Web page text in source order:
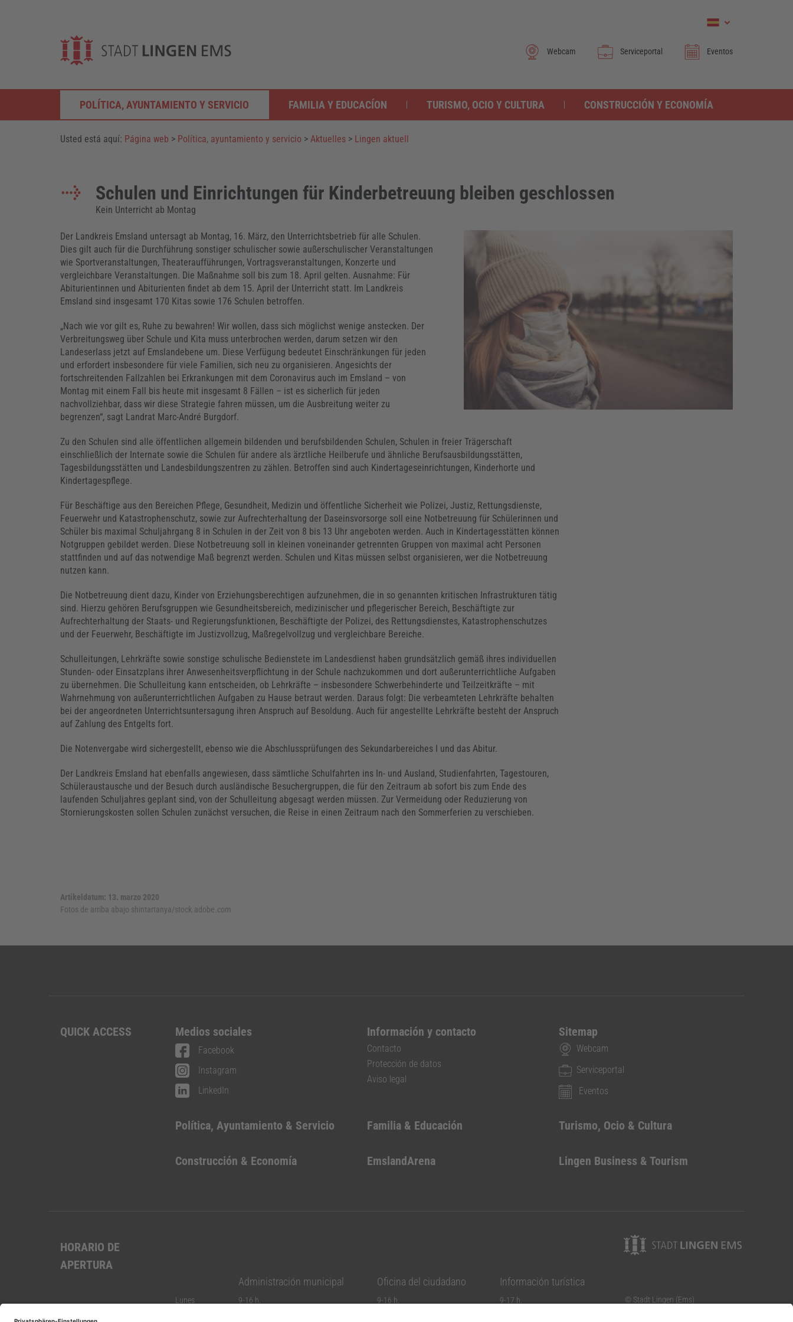
Webcam Serviceportal Eventos
POLÍTICA, AYUNTAMIENTO Y SERVICIO FAMILIA Y EDUCACÍON TURISMO, OCIO Y CULTURA CONSTRUCCIÓN Y ECONOMÍA
Usted está aquí: Página web > Política, ayuntamiento y servicio > Aktuelles > Lingen aktuell
Schulen und Einrichtungen für Kinderbetreuung bleiben geschlossen
Kein Unterricht ab Montag
Der Landkreis Emsland untersagt ab Montag, 16. März, den Unterrichtsbetrieb für alle Schulen.
Dies gilt auch für die Durchführung sonstiger schulischer sowie außerschulischer Veranstaltungen
wie Sportveranstaltungen, Theateraufführungen, Vortragsveranstaltungen, Konzerte und
vergleichbare Veranstaltungen. Die Maßnahme soll bis zum 18. April gelten. Ausnahme: Für
Abiturientinnen und Abiturienten findet ab dem 15. April der Unterricht statt. Im Landkreis
Emsland sind insgesamt 170 Kitas sowie 176 Schulen betroffen.
„Nach wie vor gilt es, Ruhe zu bewahren! Wir wollen, dass sich möglichst wenige anstecken. Der
Verbreitungsweg über Schule und Kita muss unterbrochen werden, darum setzen wir den
Landeserlass jetzt auf Emslandebene um. Diese Verfügung bedeutet Einschränkungen für jeden
und erfordert insbesondere für viele Familien, sich neu zu organisieren. Angesichts der
fortschreitenden Fallzahlen bei Erkrankungen mit dem Coronavirus auch im Emsland – von
Montag mit einem Fall bis heute mit insgesamt 8 Fällen – ist es sicherlich für jeden
nachvollziehbar, dass wir diese Strategie fahren müssen, um die Ausbreitung weiter zu
begrenzen“, sagt Landrat Marc-André Burgdorf.
Zu den Schulen sind alle öffentlichen allgemein bildenden und berufsbildenden Schulen, Schulen in freier Trägerschaft
einschließlich der Internate sowie die Schulen für andere als ärztliche Heilberufe und ähnliche Berufsausbildungsstätten,
Tagesbildungsstätten und Landesbildungszentren zu zählen. Betroffen sind auch Kindertageseinrichtungen, Kinderhorte und
Kindertagespflege.
Für Beschäftige aus den Bereichen Pflege, Gesundheit, Medizin und öffentliche Sicherheit wie Polizei, Justiz, Rettungsdienste,
Feuerwehr und Katastrophenschutz, sowie zur Aufrechterhaltung der Daseinsvorsorge soll eine Notbetreuung für Schülerinnen und
Schüler bis maximal Schuljahrgang 8 in Schulen in der Zeit von 8 bis 13 Uhr angeboten werden. Auch in Kindertagesstätten können
Notgruppen gebildet werden. Diese Notbetreuung soll in kleinen voneinander getrennten Gruppen von maximal acht Personen
stattfinden und auf das notwendige Maß begrenzt werden. Schulen und Kitas müssen selbst organisieren, wer die Notbetreuung
nutzen kann.
Die Notbetreuung dient dazu, Kinder von Erziehungsberechtigen aufzunehmen, die in so genannten kritischen Infrastrukturen tätig
sind. Hierzu gehören Berufsgruppen wie Gesundheitsbereich, medizinischer und pflegerischer Bereich, Beschäftigte zur
Aufrechterhaltung der Staats- und Regierungsfunktionen, Beschäftigte der Polizei, des Rettungsdienstes, Katastrophenschutzes
und der Feuerwehr, Beschäftigte im Justizvollzug, Maßregelvollzug und vergleichbare Bereiche.
Schulleitungen, Lehrkräfte sowie sonstige schulische Bedienstete im Landesdienst haben grundsätzlich gemäß ihres individuellen
Stunden- oder Einsatzplans ihrer Anwesenheitsverpflichtung in der Schule nachzukommen und dort außerunterrichtliche Aufgaben
zu übernehmen. Die Schulleitung kann entscheiden, ob Lehrkräfte – insbesondere Schwerbehinderte und Teilzeitkräfte – mit
Wahrnehmung von außerunterrichtlichen Aufgaben zu Hause betraut werden. Daraus folgt: Die verbeamteten Lehrkräfte behalten
bei der angeordneten Unterrichtsuntersagung ihren Anspruch auf Besoldung. Auch für angestellte Lehrkräfte besteht der Anspruch
auf Zahlung des Entgelts fort.
Die Notenvergabe wird sichergestellt, ebenso wie die Abschlussprüfungen des Sekundarbereiches I und das Abitur.
Der Landkreis Emsland hat ebenfalls angewiesen, dass sämtliche Schulfahrten ins In- und Ausland, Studienfahrten, Tagestouren,
Schüleraustausche und der Besuch durch ausländische Besuchergruppen, die für den Zeitraum ab sofort bis zum Ende des
laufenden Schuljahres geplant sind, von der Schulleitung abgesagt werden müssen. Zur Vermeidung oder Reduzierung von
Stornierungskosten sollen Schulen zunächst versuchen, die Reise in einen Zeitraum nach den Sommerferien zu verschieben.
Artikeldatum: 13. marzo 2020
Fotos de arriba abajo shintartanya/stock.adobe.com
QUICK ACCESS Medios sociales
Facebook
Instagram
LinkedIn
Información y contacto
Contacto
Protección de datos
Aviso legal
Sitemap
Webcam
Serviceportal
Eventos
Política, Ayuntamiento & Servicio Familia & Educación Turismo, Ocio & Cultura
Construcción & Economía EmslandArena Lingen Business & Tourism
HORARIO DE
APERTURA
Lunes
Administración municipal
9-16 h.
Oficina del ciudadano
9-16 h.
Información turística
9-17 h.
© Stadt Lingen (Ems)